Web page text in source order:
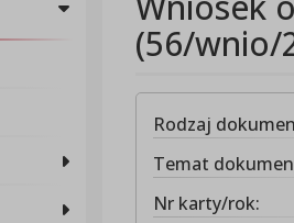
(56/wnio/
Rodzaj
Temat
Nr karty/rok: